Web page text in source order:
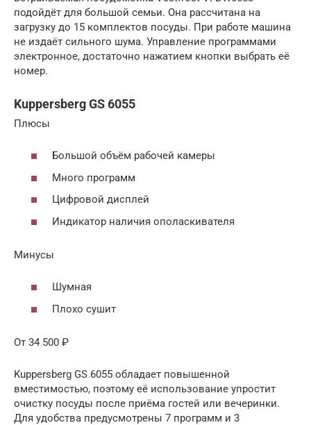
подойдёт для большой семьи. Она рассчитана на
загрузку до 15 комплектов посуды. При работе машина
не издаёт сильного шума. Управление программами
электронное, достаточно нажатием кнопки выбрать её
номер.
Kuppersberg GS 6055
Плюсы
Большой объём рабочей камеры
Много программ
Цифровой дисплей
Индикатор наличия ополаскивателя
Минусы
Шумная
Плохо сушит
От 34 500 ₽
Kuppersberg GS 6055 обладает повышенной
вместимостью, поэтому её использование упростит
очистку посуды после приёма гостей или вечеринки.
Для удобства предусмотрены 7 программ и 3